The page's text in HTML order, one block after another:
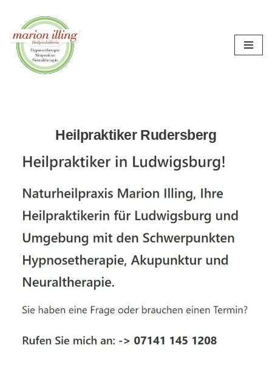
Zum
Inhalt
springen
Heilpraktiker Rudersberg